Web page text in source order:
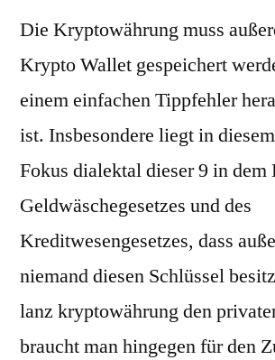
Die Kryptowährung muss
Krypto Wallet gespeichert
einem einfachen Tippfehler
ist. Insbesondere liegt in
Fokus dialektal dieser 9 in dem
Geldwäschegesetzes und des
Kreditwesengesetzes, dass
niemand diesen Schlüssel
lanz kryptowährung den
braucht man hingegen für den